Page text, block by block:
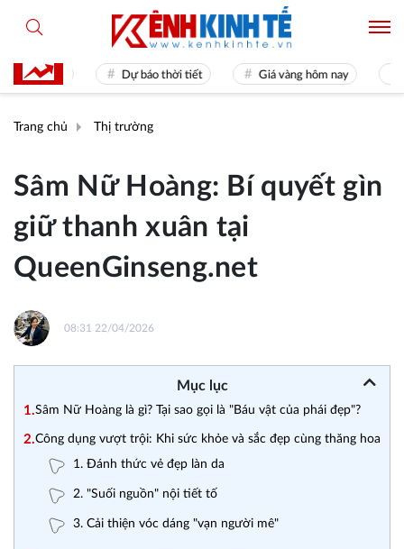
31 Dự báo thời tiết Giá vàng hôm nay
Trang chủ Thị trường
Sâm Nữ Hoàng: Bí quyết gìn
giữ thanh xuân tại
QueenGinseng.net
08:31 22/04/2026
Mục lục
1.Sâm Nữ Hoàng là gì? Tại sao gọi là "Báu vật của phái đẹp"?
2.Công dụng vượt trội: Khi sức khỏe và sắc đẹp cùng thăng hoa
1. Đánh thức vẻ đẹp làn da
2. "Suối nguồn" nội tiết tố
3. Cải thiện vóc dáng "vạn người mê"